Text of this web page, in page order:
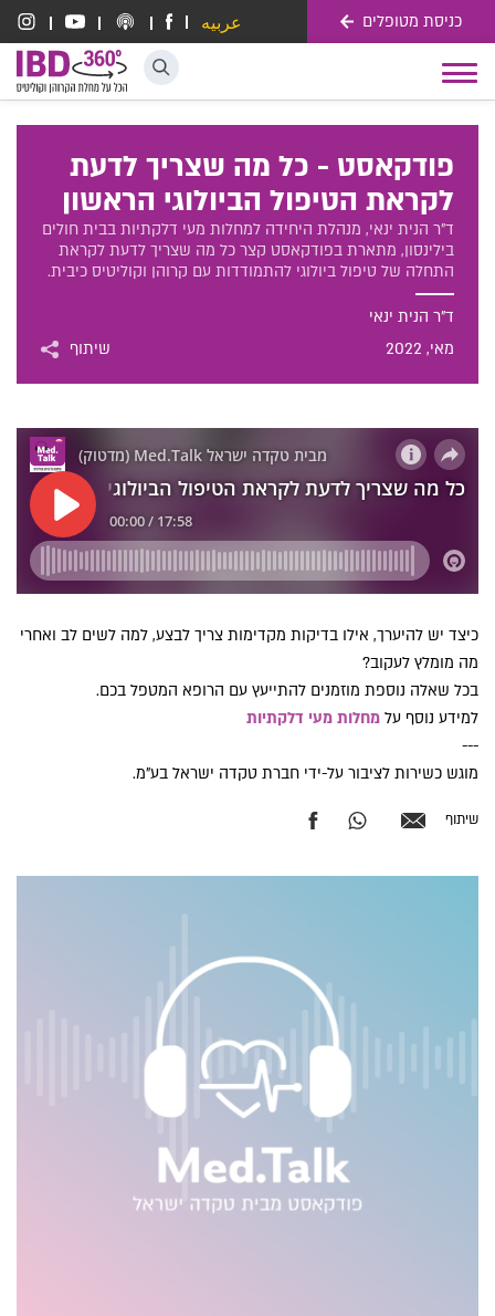
כניסת מטופלים
عربيه
דלג לתוכן
Toggle
navigation
פודקאסט - כל מה שצריך לדעת
לקראת הטיפול הביולוגי הראשון
ד"ר הנית ינאי, מנהלת היחידה למחלות מעי דלקתיות בבית חולים
בילינסון, מתארת בפודקאסט קצר כל מה שצריך לדעת לקראת
התחלה של טיפול ביולוגי להתמודדות עם קרוהן וקוליטיס כיבית.
ד"ר הנית ינאי
מאי, 2022 שיתוף
כיצד יש להיערך, אילו בדיקות מקדימות צריך לבצע, למה לשים לב ואחרי
מה מומלץ לעקוב?
בכל שאלה נוספת מוזמנים להתייעץ עם הרופא המטפל בכם.
למידע נוסף על מחלות מעי דלקתיות
---
מוגש כשירות לציבור על-ידי חברת טקדה ישראל בע"מ.
שיתוף